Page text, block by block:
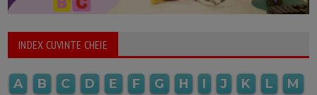
INDEX CUVINTE CHEIE
A B C D E F G H I J K L
M